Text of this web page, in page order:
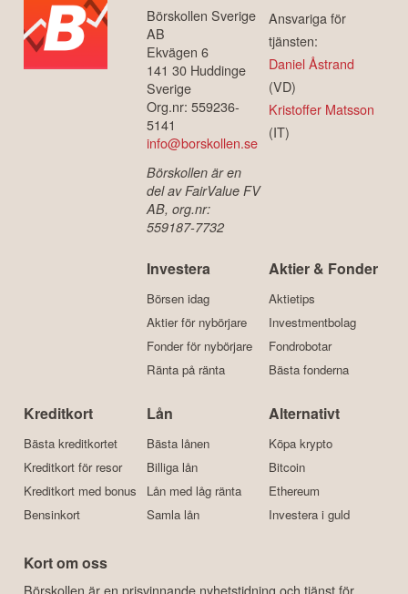
Börskollen Sverige
AB
Ekvägen 6
141 30 Huddinge
Sverige
Org.nr: 559236-
5141
info@borskollen.se
Börskollen är en
del av FairValue FV
AB, org.nr:
559187-7732
Ansvariga för
tjänsten:
Daniel Åstrand
(VD)
Kristoffer Matsson
(IT)
Investera
Börsen idag
Aktier för nybörjare
Fonder för nybörjare
Ränta på ränta
Aktier & Fonder
Aktietips
Investmentbolag
Fondrobotar
Bästa fonderna
Kreditkort
Bästa kreditkortet
Kreditkort för resor
Kreditkort med bonus
Bensinkort
Lån
Bästa lånen
Billiga lån
Lån med låg ränta
Samla lån
Alternativt
Köpa krypto
Bitcoin
Ethereum
Investera i guld
Kort om oss
Börskollen är en prisvinnande nyhetstidning och tjänst för